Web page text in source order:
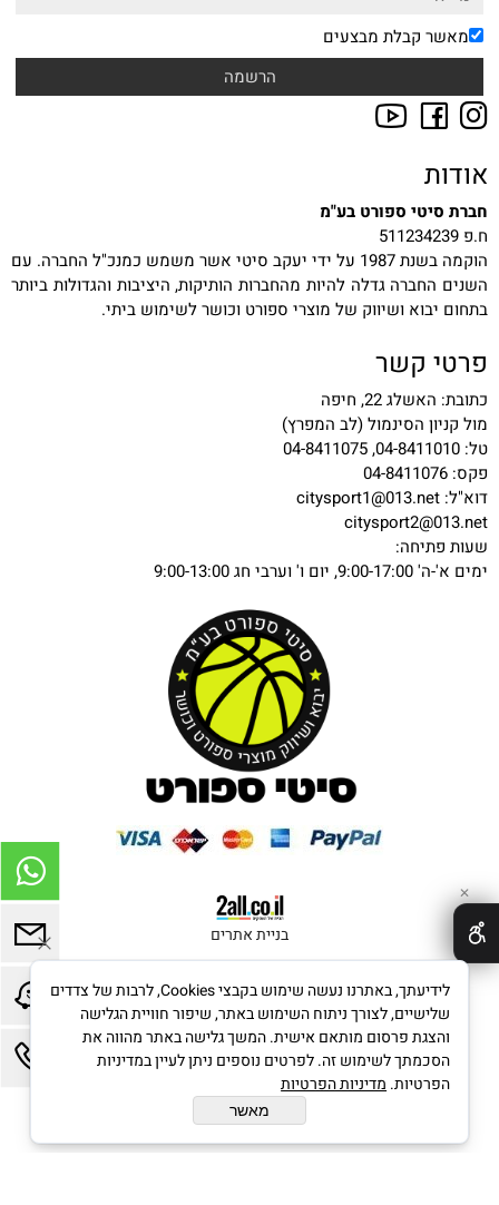
מאשר קבלת מבצעים
אודות
חברת סיטי ספורט בע"מ
ח.פ 511234239
הוקמה בשנת 1987 על ידי יעקב סיטי אשר משמש כמנכ"ל החברה. עם
השנים החברה גדלה להיות מהחברות הותיקות, היציבות והגדולות ביותר
בתחום יבוא ושיווק של מוצרי ספורט וכושר לשימוש ביתי.
פרטי קשר
כתובת: האשלג 22, חיפה
מול קניון הסינמול (לב המפרץ)
טל: 04-8411010, 04-8411075
פקס: 04-8411076
דוא"ל: citysport1@013.net
citysport2@013.net
שעות פתיחה:
ימים א'-ה' 9:00-17:00, יום ו' וערבי חג 9:00-13:00
בניית אתרים
✕
לידיעתך, באתרנו נעשה שימוש בקבצי Cookies, לרבות של צדדים
שלישיים, לצורך ניתוח השימוש באתר, שיפור חוויית הגלישה
והצגת פרסום מותאם אישית. המשך גלישה באתר מהווה את
הסכמתך לשימוש זה. לפרטים נוספים ניתן לעיין במדיניות
הפרטיות. מדיניות הפרטיות
מאשר